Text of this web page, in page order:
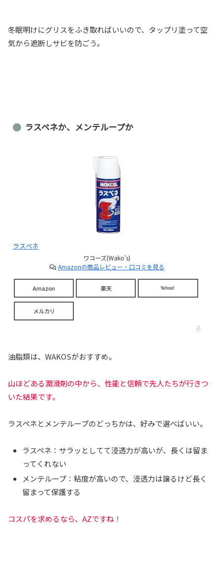
冬眠明けにグリスをふき取ればいいので、タップリ塗って空
気から遮断しサビを防ごう。
ラスペネか、メンテループか
ラスぺネ
ワコーズ(Wako's)
Amazonの商品レビュー・口コミを見る
Amazon 楽天 Yahoo!
メルカリ
油脂類は、WAKOSがおすすめ。
山ほどある潤滑剤の中から、性能と信頼で先人たちが行きつ
いた結果です。
ラスペネとメンテループのどっちかは、好みで選べばいい。
ラスペネ：サラッとしてて浸透力が高いが、長くは留ま
ってくれない
メンテループ：粘度が高いので、浸透力は譲るけど長く
留まって保護する
コスパを求めるなら、AZですね！